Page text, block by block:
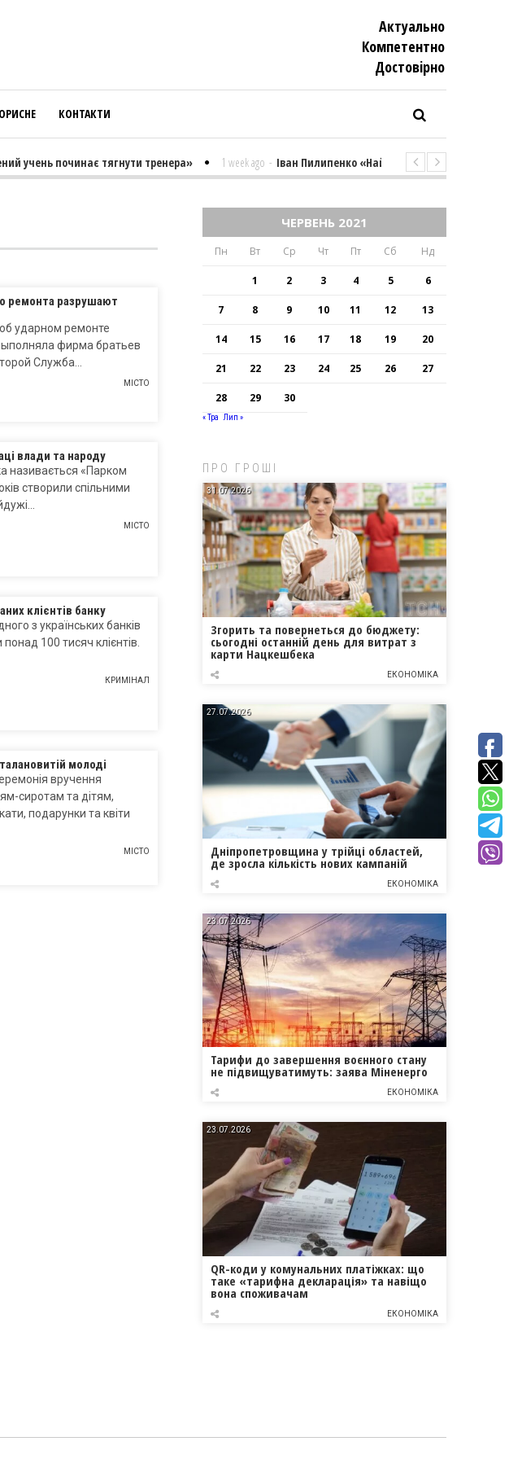
Актуально
Компетентно
Достовiрно
КОНТАКТИ
учень починає тягнути тренера» 1 week ago - Іван Пилипенко «Найважчими є суто
ремонта разрушают
ударном ремонте
фирма братьев
Служба…
МІСТО
влади та народу
називається «Парком
створили спільними
МІСТО
клієнтів банку
з українських банків
100 тисяч клієнтів.
КРИМІНАЛ
молоді
вручення
сиротам та дітям,
подарунки та квіти
МІСТО
ЧЕРВЕНЬ 2021
Пн Вт Ср Чт Пт Сб Нд
1 2 3 4 5 6
7 8 9 10 11 12 13
14 15 16 17 18 19 20
21 22 23 24 25 26 27
28 29 30
« Тра Лип »
ПРО ГРОШІ
31.07.2026
Згорить та повернеться до бюджету:
сьогодні останній день для витрат з
карти Нацкешбека
ЕКОНОМІКА
27.07.2026
Дніпропетровщина у трійці областей,
де зросла кількість нових кампаній
ЕКОНОМІКА
23.07.2026
Тарифи до завершення воєнного стану
не підвищуватимуть: заява Міненерго
ЕКОНОМІКА
23.07.2026
QR-коди у комунальних платіжках: що
таке «тарифна декларація» та навіщо
вона споживачам
ЕКОНОМІКА